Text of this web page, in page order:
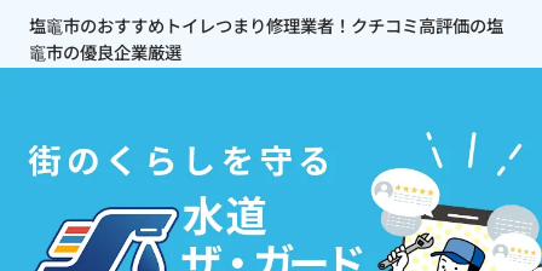
塩竈市のおすすめトイレつまり修理業者！クチコミ高評価の塩
竈市の優良企業厳選